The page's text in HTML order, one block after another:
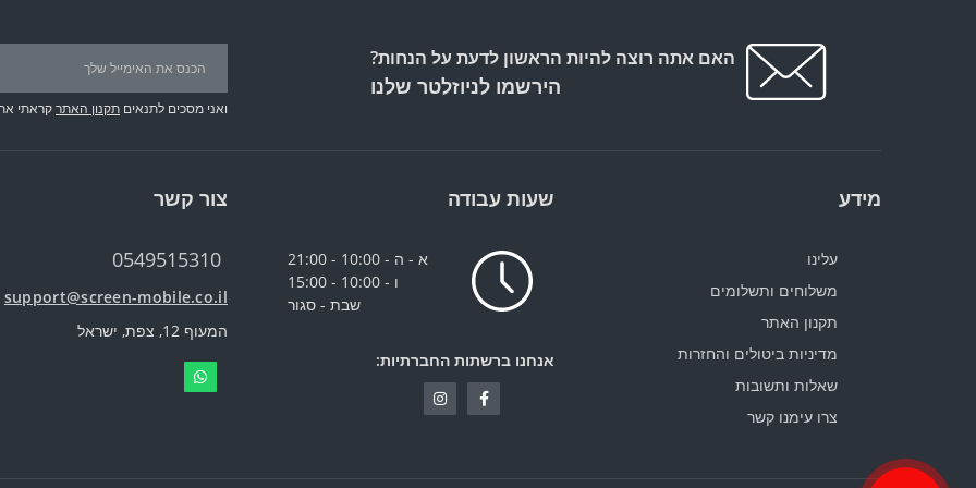
האם אתה רוצה להיות הראשון לדעת על הנחות?
הירשמו לניוזלטר שלנו
ואני מסכים לתנאים תקנון האתרקראתי
מידע
עלינו
משלוחים ותשלומים
תקנון האתר
מדיניות ביטולים והחזרות
שאלות ותשובות
צרו עימנו קשר
שעות עבודה
א - ה - 10:00 - 21:00
ו - 10:00 - 15:00
שבת - סגור
אנחנו ברשתות החברתיות:
צור קשר
0549515310
support@screen-mobile.co.il
המעוף 12, צפת, ישראל